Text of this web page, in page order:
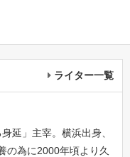
ライター一覧
延」主宰。横浜出身、
の為に2000年頃より久